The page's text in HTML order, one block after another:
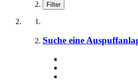
Filter
Suche eine